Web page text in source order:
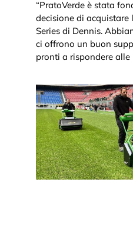
“PratoVerde è stata
decisione di acquistare
Series di Dennis.
ci offrono un buon
pronti a rispondere alle